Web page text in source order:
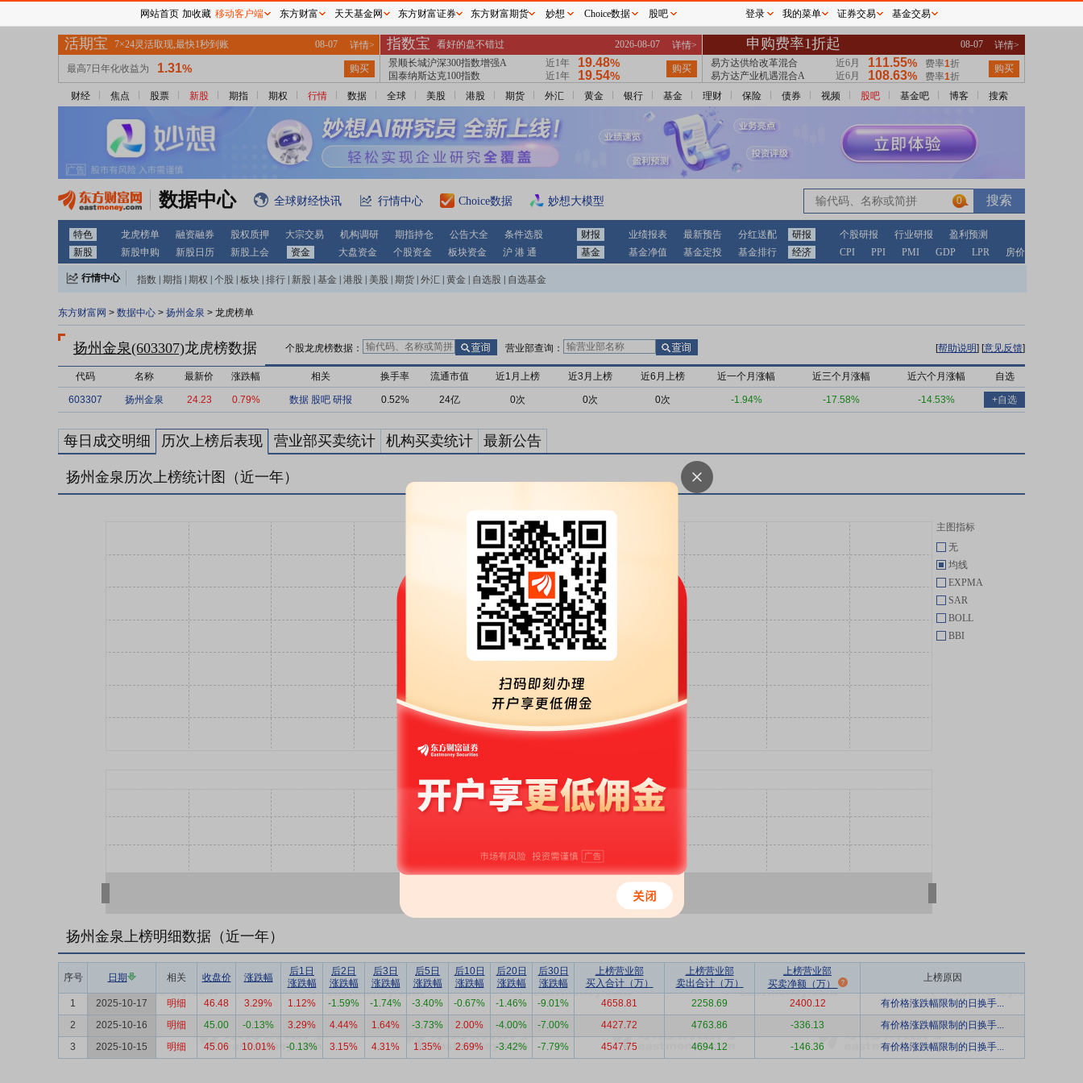
财经 焦点 股票 新股 期指 期权 行情 数据 全球 美股 港股 期货 外汇 黄金 银行 基金 理财 保险 债券 视频 股吧 基金吧 博客 搜索
数据中心 全球财经快讯 行情中心 Choice数据 妙想大模型 0
特色 龙虎榜单 融资融券 股权质押 大宗交易 机构调研 期指持仓 公告大全 条件选股 财报 业绩报表 最新预告 分红送配 研报 个股研报 行业研报
盈利预测
新股
新股申购 新股日历 新股上会 资金 大盘资金 个股资金 板块资金 沪 港 通 基金 基金净值 基金定投 基金排行 经济 CPI PPI PMI GDP LPR 房价
行情中心 指数 期指 期权 个股 板块 排行 新股 基金 港股 美股 期货 外汇 黄金 自选股 自选基金
东方财富网 > 数据中心 > 扬州金泉 > 龙虎榜单
扬州金泉(603307)龙虎榜数据 个股龙虎榜数据： 营业部查询： [帮助说明] [意见反馈]
代码 名称 最新价 涨跌幅 相关 换手率 流通市值 近1月上榜 近3月上榜 近6月上榜 近一个月涨幅 近三个月涨幅 近六个月涨幅 自选
603307 扬州金泉 24.23 0.79% 数据 股吧 研报 0.52% 24亿 0次 0次 0次 -1.94% -17.58% -14.53% +自选
每日成交明细 历次上榜后表现 营业部买卖统计 机构买卖统计 最新公告
扬州金泉历次上榜统计图（近一年）
主图指标
无
均线
EXPMA
SAR
BOLL
BBI
扬州金泉上榜明细数据（近一年）
序号 日期 相关 收盘价 涨跌幅
后1日
涨跌幅
后2日
涨跌幅
后3日
涨跌幅
后5日
涨跌幅
后10日
涨跌幅
后20日
涨跌幅
后30日
涨跌幅
上榜营业部
买入合计（万）
上榜营业部
卖出合计（万）
上榜营业部
买卖净额（万）
上榜原因
1 2025-10-17 明细 46.48 3.29% 1.12% -1.59% -1.74% -3.40% -0.67% -1.46% -9.01% 4658.81 2258.69 2400.12
有价格涨跌幅限制的日换手...
2
2025-10-16 明细 45.00 -0.13% 3.29% 4.44% 1.64% -3.73% 2.00% -4.00% -7.00% 4427.72 4763.86 -336.13
有价格涨跌幅限制的日换手...
3
2025-10-15 明细 45.06 10.01% -0.13% 3.15% 4.31% 1.35% 2.69% -3.42% -7.79% 4547.75 4694.12 -146.36 有价格涨跌幅限制的日换手...
网站首页 加收藏 移动客户端 东方财富 天天基金网 东方财富证券 东方财富期货 妙想 Choice数据 股吧 登录 我的菜单 证券交易 基金交易